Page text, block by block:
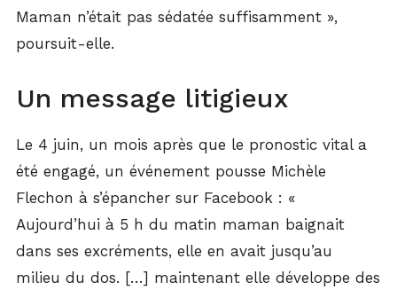
Maman n’était pas sédatée suffisamment »,
poursuit-elle.
Un message litigieux
Le 4 juin, un mois après que le pronostic vital a
été engagé, un événement pousse Michèle
Flechon à s’épancher sur Facebook : «
Aujourd’hui à 5 h du matin maman baignait
dans ses excréments, elle en avait jusqu’au
milieu du dos. […] maintenant elle développe des